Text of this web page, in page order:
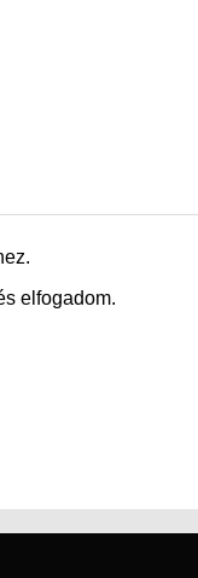
elfogadom.